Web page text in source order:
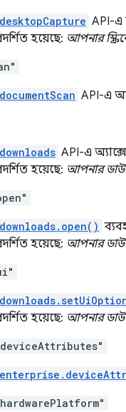
API-এ
হয়েছে: আপনার
API-এ
API-এ
হয়েছে: আপনার
হয়েছে: আপনার
হয়েছে: আপনার